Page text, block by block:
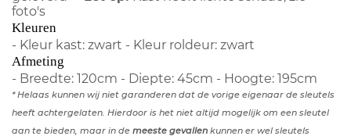
foto's
Kleuren
- Kleur kast: zwart - Kleur roldeur: zwart
Afmeting
- Breedte: 120cm - Diepte: 45cm - Hoogte: 195cm
* Helaas kunnen wij niet garanderen dat de vorige eigenaar de sleutels
heeft achtergelaten. Hierdoor is het niet altijd mogelijk om een sleutel
aan te bieden, maar in de meeste gevallen kunnen er wel sleutels